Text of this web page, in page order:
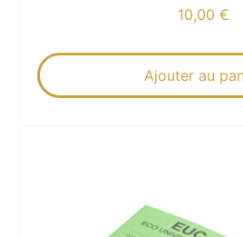
10,00 €
Ajouter au